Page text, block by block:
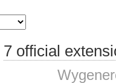
7 official